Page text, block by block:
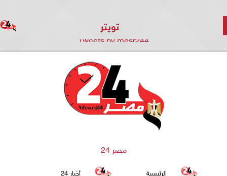
تويتر
Tweets by mesr244
مصر 24
الرئيسية أخبار 24